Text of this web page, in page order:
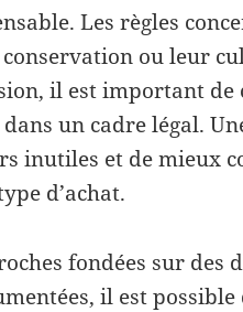
Les règles
ou leur
il est important de
un cadre légal.
inutiles et de mieux
d’achat.
fondées sur des
il est